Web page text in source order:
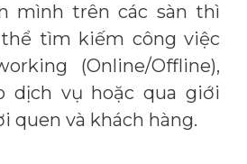
mình trên các sàn thì
thể tìm kiếm công việc
(Online/Offline),
dịch vụ hoặc qua giới
quen và khách hàng.